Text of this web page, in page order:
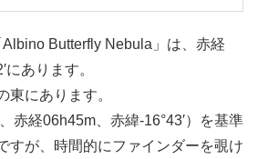
Butterfly Nebula」は、赤経
にあります。
東にあります。
赤経06h45m、赤緯-16°43′）を基準
すが、時間的にファインダーを覗け